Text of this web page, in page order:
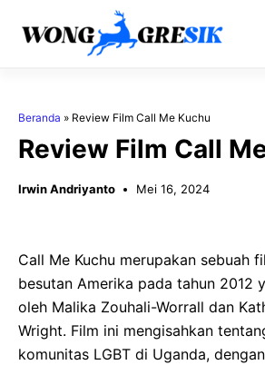
Beranda » Review Film Call Me Kuchu
Review Film Call
Irwin Andriyanto Mei 16, 2024
Call Me Kuchu merupakan sebuah
besutan Amerika pada tahun 2012
oleh Malika Zouhali-Worrall dan
Wright. Film ini mengisahkan
komunitas LGBT di Uganda,